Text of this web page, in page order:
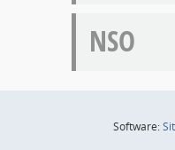
NSO
Software: